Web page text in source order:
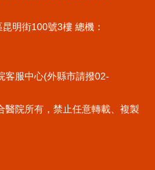
明街100號3樓 總機：
客服中心(外縣市請撥02-
醫院所有，禁止任意轉載、複製